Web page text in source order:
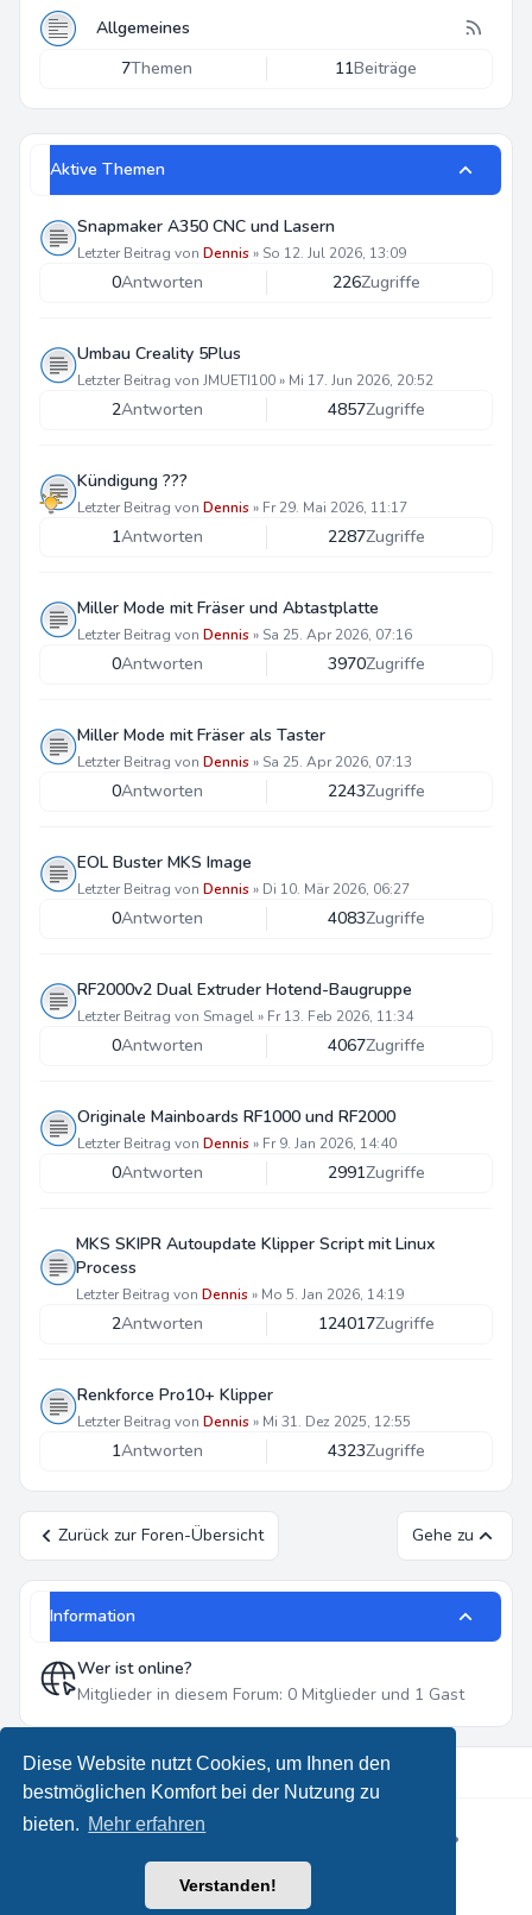
Diese Website nutzt Cookies, um Ihnen den
bestmöglichen Komfort bei der Nutzung zu
bieten. Mehr erfahren
Verstanden!
Allgemeines
7Themen 11Beiträge
Aktive Themen
Snapmaker A350 CNC und Lasern
Letzter Beitrag von Dennis» So 12. Jul 2026, 13:09
0Antworten 226Zugriffe
Umbau Creality 5Plus
Letzter Beitrag von JMUETI100» Mi 17. Jun 2026, 20:52
2Antworten 4857Zugriffe
Kündigung ???
Letzter Beitrag von Dennis» Fr 29. Mai 2026, 11:17
1Antworten 2287Zugriffe
Miller Mode mit Fräser und Abtastplatte
Letzter Beitrag von Dennis» Sa 25. Apr 2026, 07:16
0Antworten 3970Zugriffe
Miller Mode mit Fräser als Taster
Letzter Beitrag von Dennis» Sa 25. Apr 2026, 07:13
0Antworten 2243Zugriffe
EOL Buster MKS Image
Letzter Beitrag von Dennis» Di 10. Mär 2026, 06:27
0Antworten 4083Zugriffe
RF2000v2 Dual Extruder Hotend-Baugruppe
Letzter Beitrag von Smagel» Fr 13. Feb 2026, 11:34
0Antworten 4067Zugriffe
Originale Mainboards RF1000 und RF2000
Letzter Beitrag von Dennis» Fr 9. Jan 2026, 14:40
0Antworten 2991Zugriffe
MKS SKIPR Autoupdate Klipper Script mit Linux
Process
Letzter Beitrag vonDennis» Mo 5. Jan 2026, 14:19
2Antworten 124017Zugriffe
Renkforce Pro10+ Klipper
Letzter Beitrag von Dennis» Mi 31. Dez 2025, 12:55
1Antworten 4323Zugriffe
Zurück zur Foren-Übersicht Gehe zu
Information
Wer ist online?
Mitglieder in diesem Forum: 0 Mitglieder und 1 Gast
Powered byphpBB® Forum Software © phpBB Limited
•
Leenoz
Deutsche Übersetzung durchphpBB.de
Nutzungsbedingungen|Alle Zeiten sind